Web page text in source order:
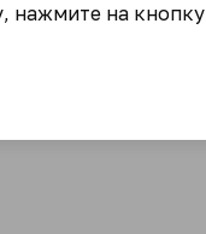
нажмите на кнопку